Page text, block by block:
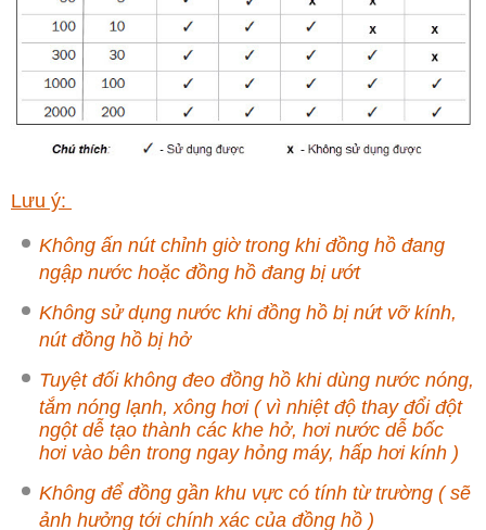
Lưu ý:
Không ấn nút chỉnh giờ trong khi đồng hồ đang
ngập nước hoặc đồng hồ đang bị ướt
Không sử dụng nước khi đồng hồ bị nứt vỡ kính,
nút đồng hồ bị hở
Tuyệt đối không đeo đồng hồ khi dùng nước nóng,
tắm nóng lạnh, xông hơi ( vì nhiệt độ thay đổi đột
ngột dễ tạo thành các khe hở, hơi nước dễ bốc
hơi vào bên trong ngay hỏng máy, hấp hơi kính )
Không để đồng gần khu vực có tính từ trường ( sẽ
ảnh hưởng tới chính xác của đồng hồ )